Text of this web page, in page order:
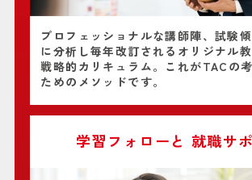
プロフェッショナルな講師陣、試験
に分析し毎年改訂されるオリジナル
戦略的カリキュラム。これがTACの
ためのメソッドです。
学習フォローと 就職サ